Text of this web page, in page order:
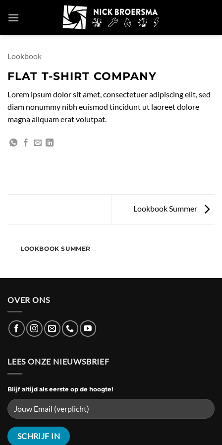
Lookbook
FLAT T-SHIRT COMPANY
Lorem ipsum dolor sit amet, consectetuer adipiscing elit, sed
diam nonummy nibh euismod tincidunt ut laoreet dolore
magna aliquam erat volutpat.
Lookbook Summer
LOOKBOOK SUMMER
OVER ONS
LEES ONZE NIEUWSBRIEF
Blijf altijd als eerste op de hoogte!